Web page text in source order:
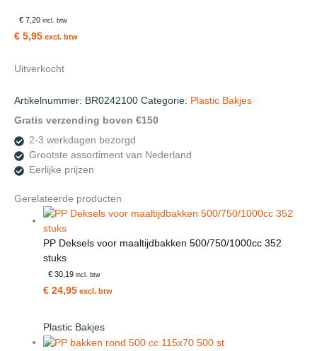
€ 7,20incl. btw
€ 5,95 excl. btw
Uitverkocht
Artikelnummer: BR0242100 Categorie: Plastic Bakjes
Gratis verzending boven €150
2-3 werkdagen bezorgd
Grootste assortiment van Nederland
Eerlijke prijzen
Gerelateerde producten
PP Deksels voor maaltijdbakken 500/750/1000cc 352
stuks
€ 30,19incl. btw
€ 24,95 excl. btw
Plastic Bakjes